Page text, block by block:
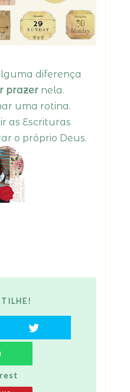
diferença
prazer nela.
uma rotina.
as Escrituras
o próprio Deus.